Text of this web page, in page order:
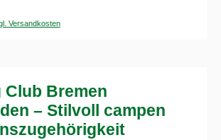
Versandkosten
Club Bremen
– Stilvoll campen